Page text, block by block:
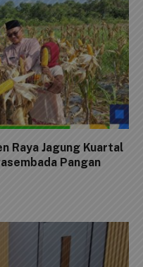
Raya Jagung Kuartal
Pangan